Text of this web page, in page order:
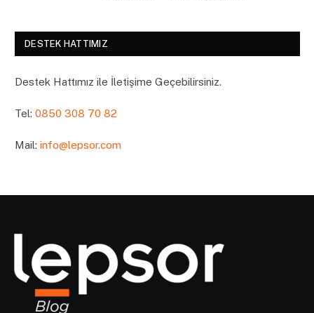
DESTEK HATTIMIZ
Destek Hattımız ile İletişime Geçebilirsiniz.
Tel: 0850 308 70 82
Mail: info@lepsor.com